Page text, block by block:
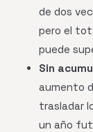
de dos
pero el
puede
Sin
aumento
trasladar
un año